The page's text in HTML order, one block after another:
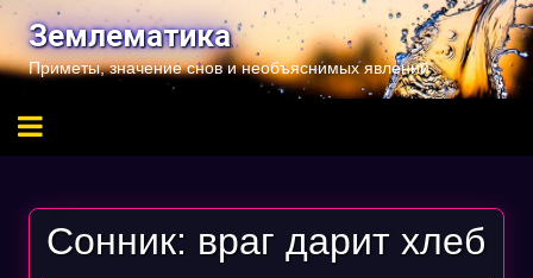
Перейти
содержимому
Землематика
Приметы, значение снов и необъяснимых явлений
Сонник: враг дарит хлеб